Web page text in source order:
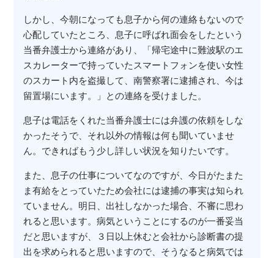
しかし、今朝になっても息子から何の連絡もないので
心配していたところ、息子に呼ばれ面会をしたという
当番弁護士から連絡があり、「帰宅途中に難波駅のエ
スカレーターで持っていたスマートフォンを使い女性
のスカート内を盗撮して、南警察署に逮捕され、今は
留置場にいます。」との連絡を受けました。
息子は電話をくれた当番弁護士には弁護の依頼をしな
かったそうで、それ以外の情報は何も聞いていませ
ん。できればもう少し詳しい状況を知りたいです。
また、息子の仕事についてなのですが、今日がたまた
ま有給をとっていたため会社には逮捕の事実は知られ
ていません。明日、出社しなかった場合、不審に思わ
れると思います。病気ということにするのが一番妥当
だと思いますが、３日以上休むと会社から診断書の提
出を求められると思いますので、そうなると病気では